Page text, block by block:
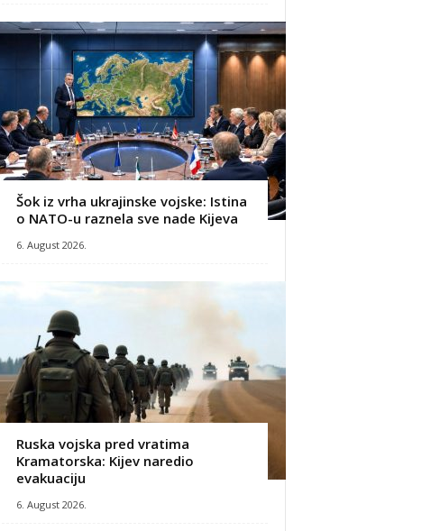
Šok iz vrha ukrajinske vojske: Istina
o NATO-u raznela sve nade Kijeva
6. August 2026.
Ruska vojska pred vratima
Kramatorska: Kijev naredio
evakuaciju
6. August 2026.